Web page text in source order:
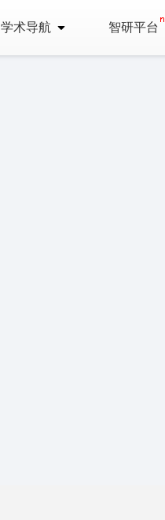
学术导航 智研平台